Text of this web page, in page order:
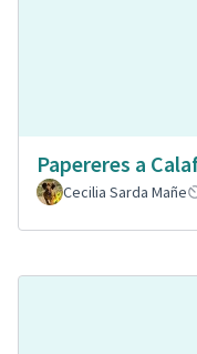
Papereres a
Cecilia Sarda Mañe